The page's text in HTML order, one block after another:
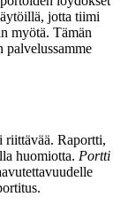
jotta tiimi
myötä. Tämän
palvelussamme
riittävää. Raportti,
huomiotta. Portti